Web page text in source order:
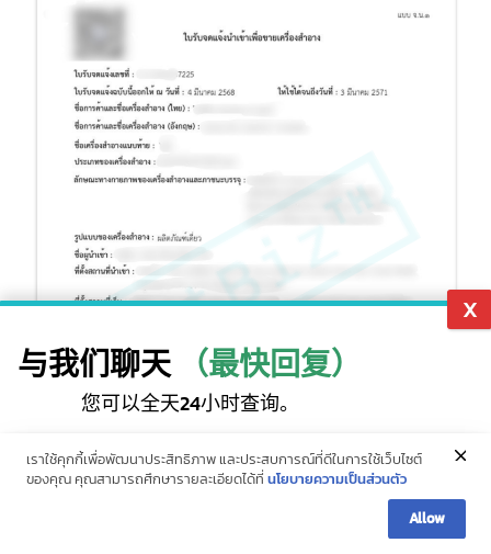
与我们聊天 （最快回复）
您可以全天24小时查询。
ID : @intbizth
热线（10条）